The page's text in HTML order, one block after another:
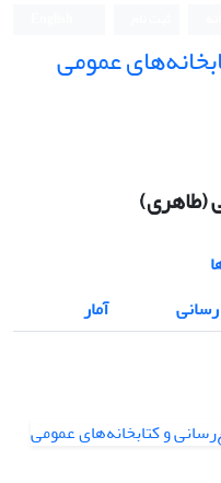
عمومی
(طاهری)
آمار